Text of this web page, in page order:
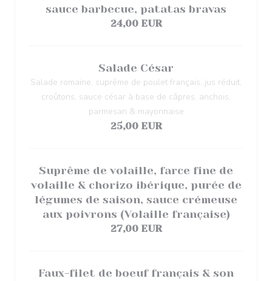
sauce barbecue, patatas bravas
24,00 EUR
Salade César
Salade romaine, suprême de poulet français, jus réduit,
croûtons, sauce césar à base de câpres, anchois,
parmesan & mayonnaise
25,00 EUR
Suprême de volaille, farce fine de
volaille & chorizo ibérique, purée de
légumes de saison, sauce crémeuse
aux poivrons (Volaille française)
27,00 EUR
Faux-filet de boeuf français & son